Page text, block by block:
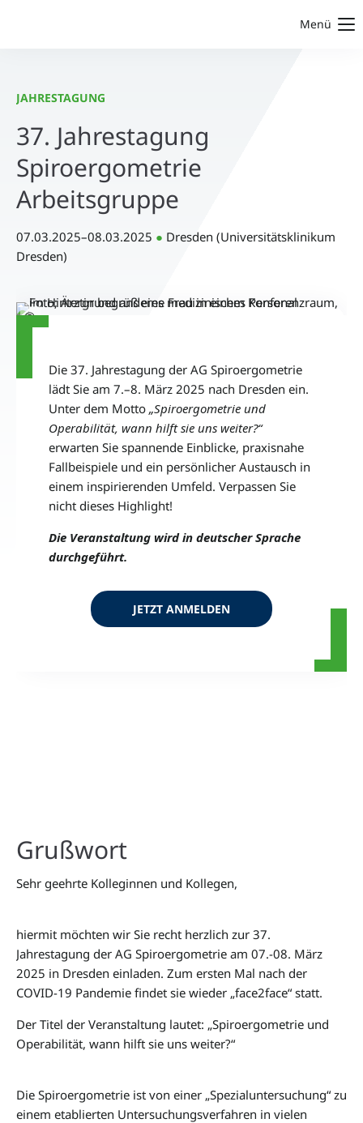
Menü
JAHRESTAGUNG
37. Jahrestagung
Spiroergometrie
Arbeitsgruppe
07.03.2025–08.03.2025 ● Dresden (Universitätsklinikum
Dresden)
©
Die 37. Jahrestagung der AG Spiroergometrie
lädt Sie am 7.–8. März 2025 nach Dresden ein.
Unter dem Motto „Spiroergometrie und
Operabilität, wann hilft sie uns weiter?“
erwarten Sie spannende Einblicke, praxisnahe
Fallbeispiele und ein persönlicher Austausch in
einem inspirierenden Umfeld. Verpassen Sie
nicht dieses Highlight!
Die Veranstaltung wird in deutscher Sprache
durchgeführt.
JETZT ANMELDEN
Grußwort
Sehr geehrte Kolleginnen und Kollegen,
hiermit möchten wir Sie recht herzlich zur 37.
Jahrestagung der AG Spiroergometrie am 07.-08. März
2025 in Dresden einladen. Zum ersten Mal nach der
COVID-19 Pandemie findet sie wieder „face2face“ statt.
Der Titel der Veranstaltung lautet: „Spiroergometrie und
Operabilität, wann hilft sie uns weiter?“
Die Spiroergometrie ist von einer „Spezialuntersuchung“ zu
einem etablierten Untersuchungsverfahren in vielen